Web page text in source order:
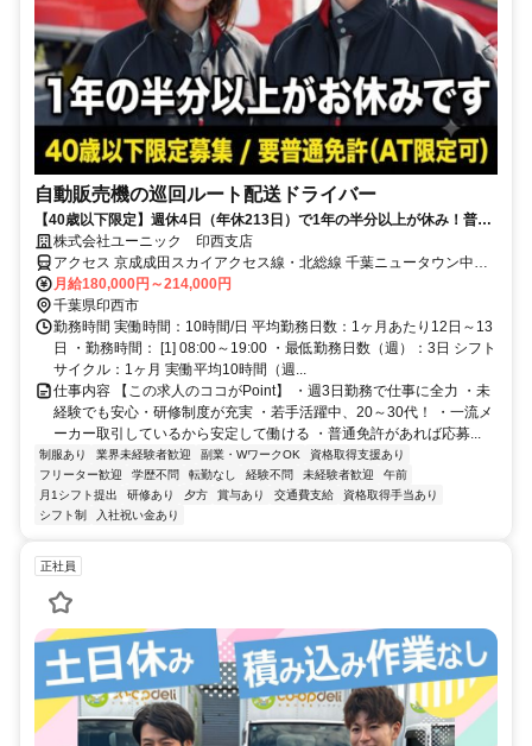
自動販売機の巡回ルート配送ドライバー
【40歳以下限定】週休4日（年休213日）で1年の半分以上が休み！普通
免許があれば9割が未経験スタート。夜勤なしのルート配送です！
株式会社ユーニック 印西支店
アクセス 京成成田スカイアクセス線・北総線 千葉ニュータウン中央
徒歩約28分 本社所在地：東京都江東区亀戸2-22-17 日本生命亀戸ビ
ル3F
月給180,000円～214,000円
千葉県印西市
勤務時間 実働時間：10時間/日 平均勤務日数：1ヶ月あたり12日～13
日 ・勤務時間： [1] 08:00～19:00 ・最低勤務日数（週）：3日 シフト
サイクル：1ヶ月 実働平均10時間（週...
仕事内容 【この求人のココがPoint】 ・週3日勤務で仕事に全力 ・未
経験でも安心・研修制度が充実 ・若手活躍中、20～30代！ ・一流メ
ーカー取引しているから安定して働ける ・普通免許があれば応募...
制服あり 業界未経験者歓迎 副業・WワークOK
資格取得支援あり
フリーター歓迎
学歴不問 転勤なし 経験不問 未経験者歓迎
午前
月1シフト提出
研修あり 夕方 賞与あり 交通費支給
資格取得手当あり
シフト制
入社祝い金あり
正社員